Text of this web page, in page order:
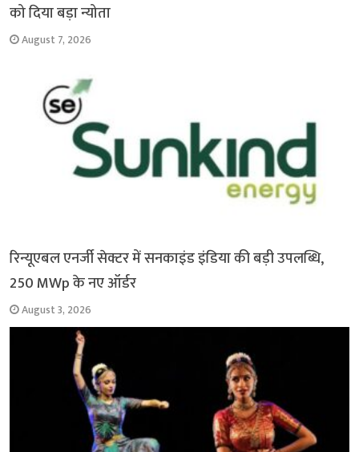
को दिया बड़ा न्योता
August 7, 2026
रिन्यूएबल एनर्जी सेक्टर में सनकाइंड इंडिया की बड़ी उपलब्धि,
250 MWp के नए ऑर्डर
August 3, 2026